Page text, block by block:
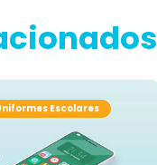
Escolares